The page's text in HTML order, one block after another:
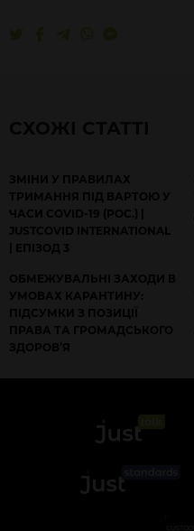
ЗМІНИ У ПРАВИЛАХ
ТРИМАННЯ ПІД ВАРТОЮ У
ЧАСИ COVID-19 (РОС.) |
JUSTCOVID INTERNATIONAL
| ЕПІЗОД 3
ОБМЕЖУВАЛЬНІ ЗАХОДИ В
УМОВАХ КАРАНТИНУ:
ПІДСУМКИ З ПОЗИЦІЇ
ПРАВА ТА ГРОМАДСЬКОГО
ЗДОРОВ’Я